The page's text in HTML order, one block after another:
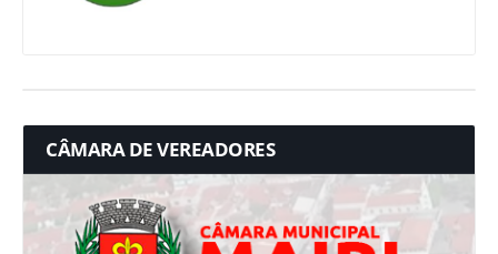
CÂMARA DE VEREADORES